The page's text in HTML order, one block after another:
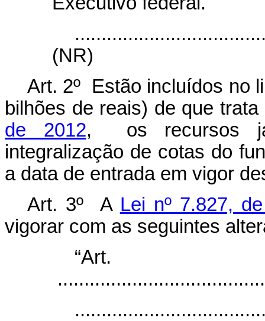
(NR)
Art. 2º Estão incluídos no
bilhões de reais) de que
de 2012, os recursos
integralização de cotas do
a data de entrada em vigor
Art. 3º A Lei nº 7.827,
vigorar com as seguintes